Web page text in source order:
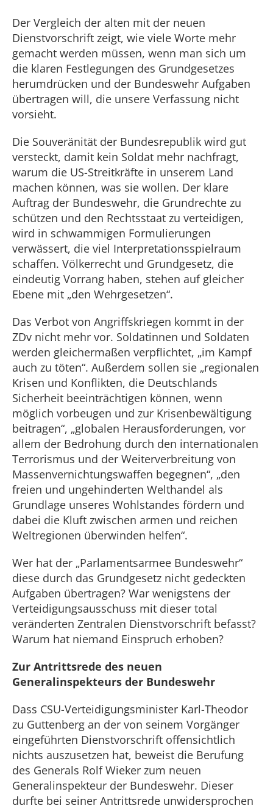
Der Vergleich der alten mit der neuen
Dienstvorschrift zeigt, wie viele Worte mehr
gemacht werden müssen, wenn man sich um
die klaren Festlegungen des Grundgesetzes
herumdrücken und der Bundeswehr Aufgaben
übertragen will, die unsere Verfassung nicht
vorsieht.
Die Souveränität der Bundesrepublik wird gut
versteckt, damit kein Soldat mehr nachfragt,
warum die US-Streitkräfte in unserem Land
machen können, was sie wollen. Der klare
Auftrag der Bundeswehr, die Grundrechte zu
schützen und den Rechtsstaat zu verteidigen,
wird in schwammigen Formulierungen
verwässert, die viel Interpretationsspielraum
schaffen. Völkerrecht und Grundgesetz, die
eindeutig Vorrang haben, stehen auf gleicher
Ebene mit „den Wehrgesetzen“.
Das Verbot von Angriffskriegen kommt in der
ZDv nicht mehr vor. Soldatinnen und Soldaten
werden gleichermaßen verpflichtet, „im Kampf
auch zu töten“. Außerdem sollen sie „regionalen
Krisen und Konflikten, die Deutschlands
Sicherheit beeinträchtigen können, wenn
möglich vorbeugen und zur Krisenbewältigung
beitragen“, „globalen Herausforderungen, vor
allem der Bedrohung durch den internationalen
Terrorismus und der Weiterverbreitung von
Massenvernichtungswaffen begegnen“, „den
freien und ungehinderten Welthandel als
Grundlage unseres Wohlstandes fördern und
dabei die Kluft zwischen armen und reichen
Weltregionen überwinden helfen“.
Wer hat der „Parlamentsarmee Bundeswehr“
diese durch das Grundgesetz nicht gedeckten
Aufgaben übertragen? War wenigstens der
Verteidigungsausschuss mit dieser total
veränderten Zentralen Dienstvorschrift befasst?
Warum hat niemand Einspruch erhoben?
Zur Antrittsrede des neuen
Generalinspekteurs der Bundeswehr
Dass CSU-Verteidigungsminister Karl-Theodor
zu Guttenberg an der von seinem Vorgänger
eingeführten Dienstvorschrift offensichtlich
nichts auszusetzen hat, beweist die Berufung
des Generals Rolf Wieker zum neuen
Generalinspekteur der Bundeswehr. Dieser
durfte bei seiner Antrittsrede unwidersprochen